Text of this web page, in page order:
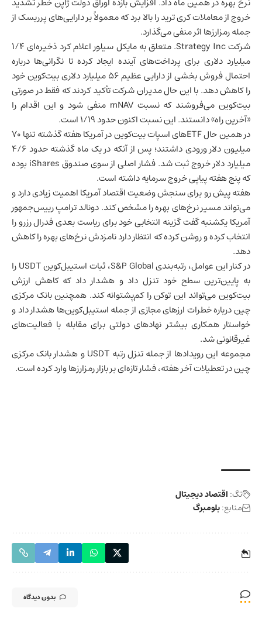
خروج از معاملات کری ترید را بالا برد که معمولاً بر دارایی‌های پرریسک از
جمله رمزارزها اثر منفی می‌گذارد.
شرکت Strategy Inc. متعلق به مایکل سیلور اعلام کرد ذخیره‌ای ۱/۴
میلیارد دلاری برای پرداخت‌های آینده ایجاد کرده تا نگرانی‌ها درباره
احتمال فروش بخشی از دارایی عظیم ۵۶ میلیارد دلاری بیت‌کوین خود
را کاهش دهد. با این حال مدیران شرکت تأکید کردند که فقط در صورتی
بیت‌کوین می‌فروشند که نسبت mNAV منفی شود و این اقدام را
«آخرین راه» دانستند. این نسبت اکنون حدود ۱/۱۹ است.
در همین حال ETFهای اسپات بیت‌کوین در آمریکا هفته گذشته تنها ۷۰
میلیون دلار ورودی داشتند؛ پس از آنکه در یک ماه گذشته حدود ۴/۶
میلیارد دلار خروج ثبت شد. فشار اصلی از سوی صندوق iShares بوده
که پنج هفته پیاپی خروج سرمایه داشته است.
هفته پیش رو برای سنجش وضعیتاقتصاد آمریکااهمیت زیادی دارد و
می‌تواند مسیر نرخ‌های بهره را مشخص کند. دونالد ترامپ رییس‌جمهور
آمریکا یکشنبه گفت گزینه انتخابی خود برای ریاست بعدی فدرال رزرو را
انتخاب کرده و روشن کرده که انتظار دارد نامزدش نرخ‌های بهره را کاهش
دهد.
در کنار این عوامل، رتبه‌بندی S&P Global، ثبات استیبل‌کوین USDT را
به پایین‌ترین سطح خود تنزل داد و هشدار داد که کاهش ارزش
بیت‌کوین می‌تواند این توکن را کم‌پشتوانه کند. همچنین بانک مرکزی
چیندرباره خطرات ارزهای مجازی از جمله استیبل‌کوین‌ها هشدار داد و
خواستار همکاری بیشتر نهادهای دولتی برای مقابله با فعالیت‌های
غیرقانونی شد.
مجموعه این رویدادها از جمله تنزل رتبه USDT و هشدار بانک مرکزی
چین در تعطیلات آخر هفته، فشار تازه‌ای بر بازار رمزارزها وارد کرده است.
تگ: اقتصاد دیجیتال
منابع:بلومبرگ
بدون دیدگاه